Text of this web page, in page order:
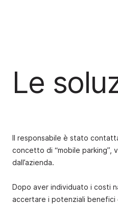
Le
Il responsabile è stato
concetto di “mobile
dall’azienda.
Dopo aver individuato i costi
accertare i potenziali